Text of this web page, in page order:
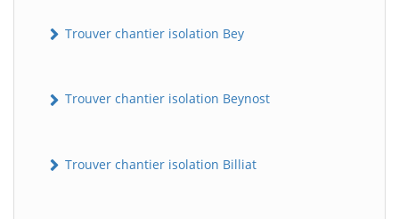
Trouver chantier isolation Bey
Trouver chantier isolation Beynost
Trouver chantier isolation Billiat